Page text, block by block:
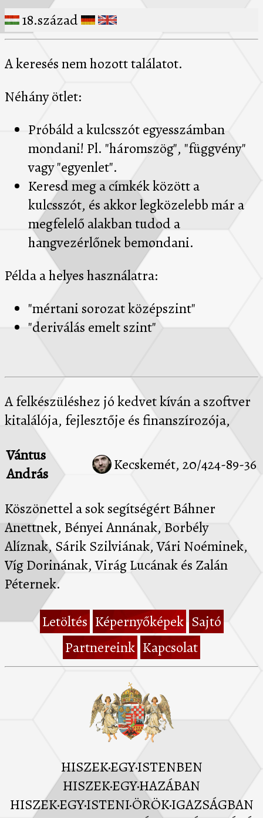
18.század
A keresés nem hozott találatot.
Néhány ötlet:
Próbáld a kulcsszót egyesszámban
mondani! Pl. "háromszög", "függvény"
vagy "egyenlet".
Keresd meg a címkék között a
kulcsszót, és akkor legközelebb már a
megfelelő alakban tudod a
hangvezérlőnek bemondani.
Példa a helyes használatra:
"mértani sorozat középszint"
"deriválás emelt szint"
A felkészüléshez jó kedvet kíván a szoftver
kitalálója, fejlesztője és finanszírozója,
Vántus
András
Kecskemét, 20/424-89-36
Köszönettel a sok segítségért Báhner
Anettnek, Bényei Annának, Borbély
Alíznak, Sárik Szilviának, Vári Noéminek,
Víg Dorinának, Virág Lucának és Zalán
Péternek.
Letöltés Képernyőképek Sajtó
Partnereink Kapcsolat
HISZEK·EGY·ISTENBEN
HISZEK·EGY·HAZÁBAN
HISZEK·EGY·ISTENI·ÖRÖK·IGAZSÁGBAN